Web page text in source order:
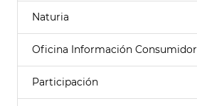
Naturia
Oficina Información Consumidor
Participación